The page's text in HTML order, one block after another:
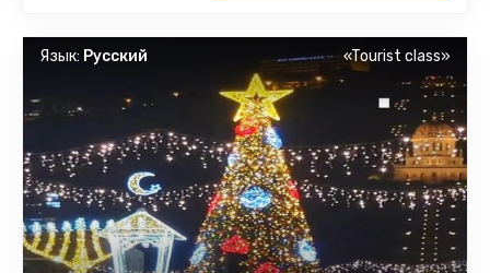
Язык: Русский «Tourist class»